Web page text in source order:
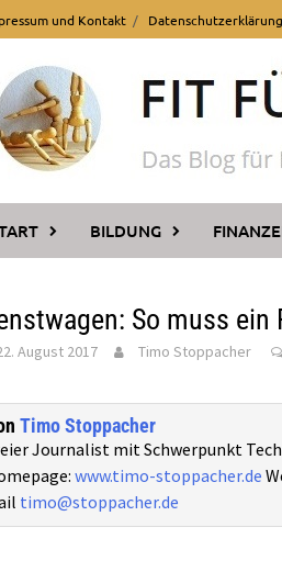
und Kontakt Datenschutzerklärung
BILDUNG
So muss
August 2017 Timo Stoppacher
Timo Stoppacher
Journalist mit Schwerpunkt
www.timo-stoppacher.de
timo@stoppacher.de